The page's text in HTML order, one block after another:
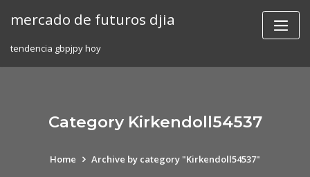
mercado de futuros djia
tendencia gbpjpy hoy
Category Kirkendoll54537
Home Archive by category "Kirkendoll54537"